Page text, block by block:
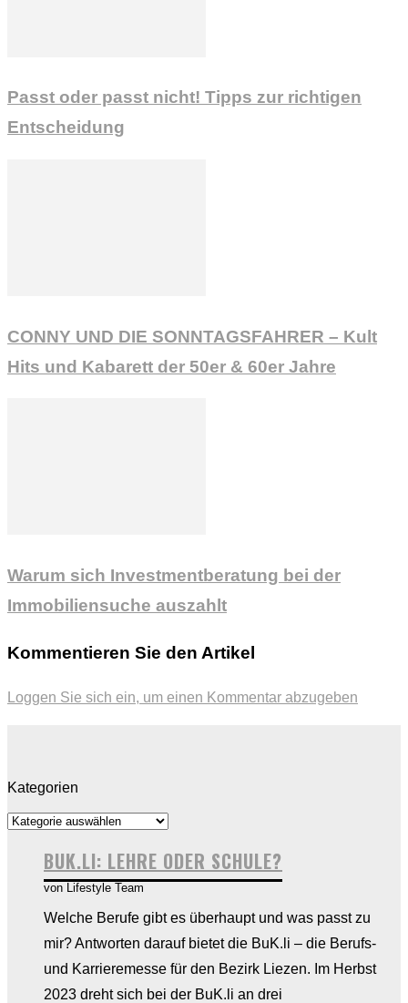
Passt oder passt nicht! Tipps zur richtigen
Entscheidung
CONNY UND DIE SONNTAGSFAHRER – Kult
Hits und Kabarett der 50er & 60er Jahre
Warum sich Investmentberatung bei der
Immobiliensuche auszahlt
Kommentieren Sie den Artikel
Loggen Sie sich ein, um einen Kommentar abzugeben
Kategorien
BUK.LI: LEHRE ODER SCHULE?
von Lifestyle Team
Welche Berufe gibt es überhaupt und was passt zu
mir? Antworten darauf bietet die BuK.li – die Berufs-
und Karrieremesse für den Bezirk Liezen. Im Herbst
2023 dreht sich bei der BuK.li an drei